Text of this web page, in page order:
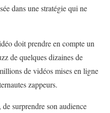
dans une stratégie qui ne
doit prendre en compte un
de quelques dizaines de
de vidéos mises en ligne
zappeurs.
de surprendre son audience